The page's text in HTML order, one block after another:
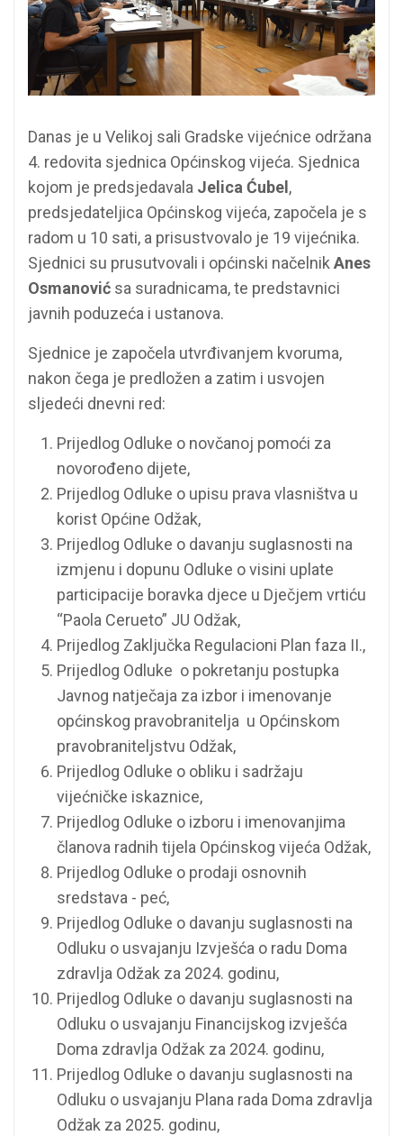
Danas je u Velikoj sali Gradske vijećnice održana
4. redovita sjednica Općinskog vijeća. Sjednica
kojom je predsjedavala Jelica Ćubel ,
predsjedateljica Općinskog vijeća, započela je s
radom u 10 sati, a prisustvovalo je 19 vijećnika.
Sjednici su prusutvovali i općinski načelnikAnes
Osmanović sa suradnicama, te predstavnici
javnih poduzeća i ustanova.
Sjednice je započela utvrđivanjem kvoruma,
nakon čega je predložen a zatim i usvojen
sljedeći dnevni red:
Prijedlog Odluke o novčanoj pomoći za
novorođeno dijete,
Prijedlog Odluke o upisu prava vlasništva u
korist Općine Odžak,
Prijedlog Odluke o davanju suglasnosti na
izmjenu i dopunu Odluke o visini uplate
participacije boravka djece u Dječjem vrtiću
“Paola Cerueto” JU Odžak,
Prijedlog Zaključka Regulacioni Plan faza II.,
Prijedlog Odluke o pokretanju postupka
Javnog natječaja za izbor i imenovanje
općinskog pravobranitelja u Općinskom
pravobraniteljstvu Odžak,
Prijedlog Odluke o obliku i sadržaju
vijećničke iskaznice,
Prijedlog Odluke o izboru i imenovanjima
članova radnih tijela Općinskog vijeća Odžak,
Prijedlog Odluke o prodaji osnovnih
sredstava - peć,
Prijedlog Odluke o davanju suglasnosti na
Odluku o usvajanju Izvješća o radu Doma
zdravlja Odžak za 2024. godinu,
Prijedlog Odluke o davanju suglasnosti na
Odluku o usvajanju Financijskog izvješća
Doma zdravlja Odžak za 2024. godinu,
Prijedlog Odluke o davanju suglasnosti na
Odluku o usvajanju Plana rada Doma zdravlja
Odžak za 2025. godinu,